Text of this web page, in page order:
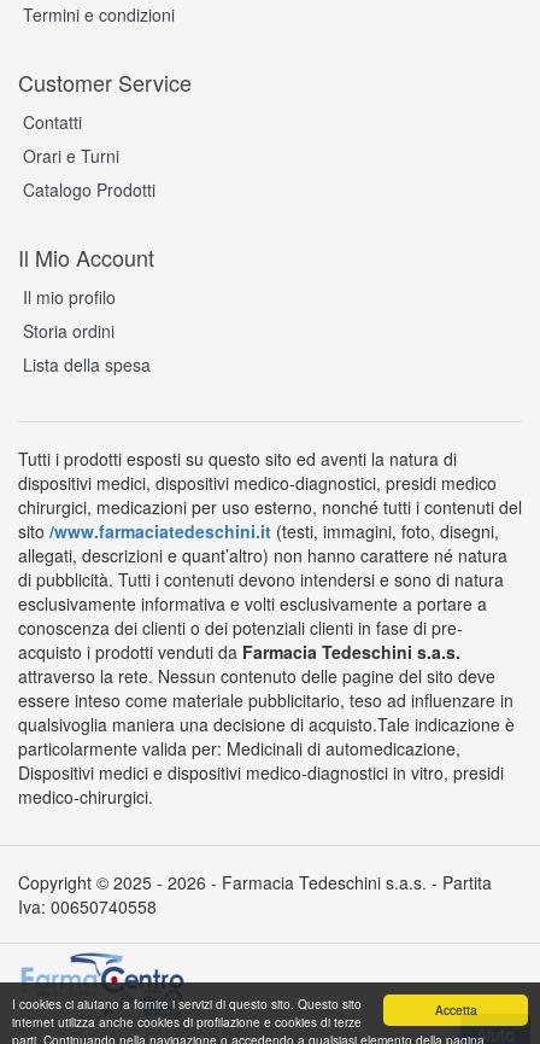
Accetta
I cookies ci aiutano a fornire i servizi di questo sito. Questo sito
internet utilizza anche cookies di profilazione e cookies di terze
parti. Continuando nella navigazione o accedendo a qualsiasi elemento della pagina
Termini e condizioni
Customer Service
Contatti
Orari e Turni
Catalogo Prodotti
Il Mio Account
Il mio profilo
Storia ordini
Lista della spesa
Tutti i prodotti esposti su questo sito ed aventi la natura di
dispositivi medici, dispositivi medico-diagnostici, presidi medico
chirurgici, medicazioni per uso esterno, nonché tutti i contenuti del
sito /www.farmaciatedeschini.it (testi, immagini, foto, disegni,
allegati, descrizioni e quant’altro) non hanno carattere né natura
di pubblicità. Tutti i contenuti devono intendersi e sono di natura
esclusivamente informativa e volti esclusivamente a portare a
conoscenza dei clienti o dei potenziali clienti in fase di pre-
acquisto i prodotti venduti da Farmacia Tedeschini s.a.s.
attraverso la rete. Nessun contenuto delle pagine del sito deve
essere inteso come materiale pubblicitario, teso ad influenzare in
qualsivoglia maniera una decisione di acquisto.Tale indicazione è
particolarmente valida per: Medicinali di automedicazione,
Dispositivi medici e dispositivi medico-diagnostici in vitro, presidi
medico-chirurgici.
Copyright © 2025 - 2026 - Farmacia Tedeschini s.a.s. - Partita
Iva: 00650740558